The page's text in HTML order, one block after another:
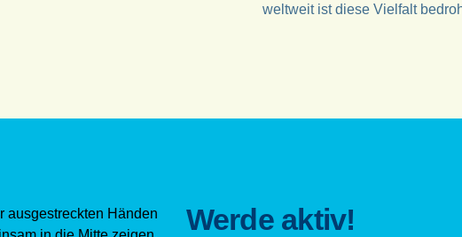
weltweit ist diese Vielfalt
Werde aktiv!